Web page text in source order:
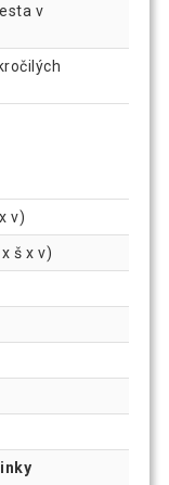
v
v)
š x v)